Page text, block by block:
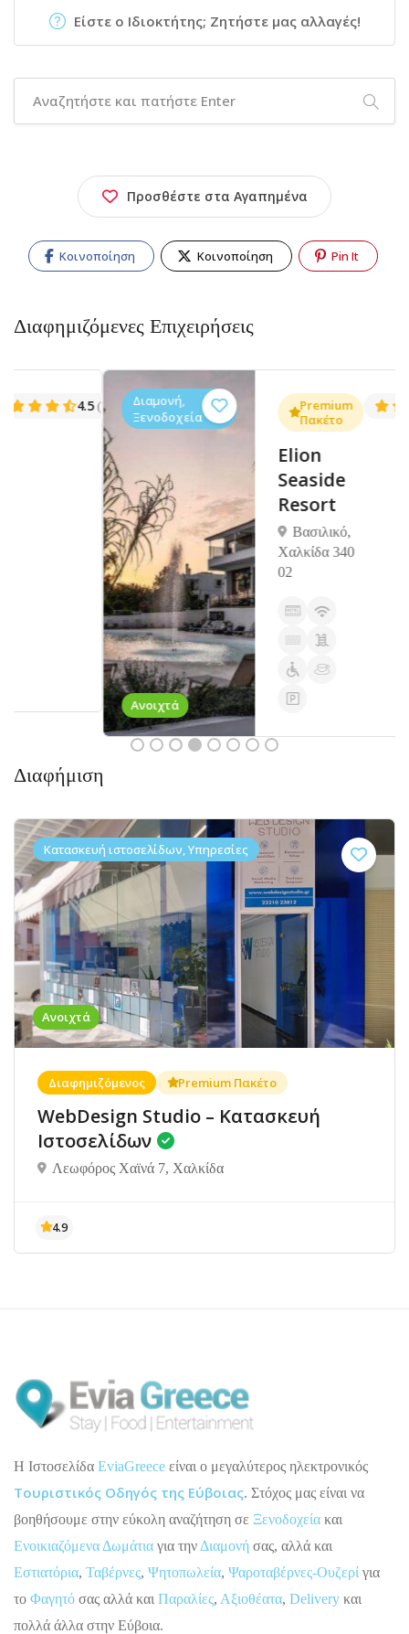
Είστε ο Ιδιοκτήτης; Ζητήστε μας αλλαγές!
Προσθέστε στα Αγαπημένα
Κοινοποίηση Κοινοποίηση Pin It
Διαφημιζόμενες Επιχειρήσεις
(1427) Διαμονή,
Ξενοδοχεία
Premium
Πακέτο
Resort
Βασιλικό,
Χαλκίδα 340
02
3.5
Διαφήμιση
Ανοιχτά
Κατασκευή ιστοσελίδων, Υπηρεσίες
Διαφημιζόμενος Premium Πακέτο
WebDesign Studio – Κατασκευή
Ιστοσελίδων
Λεωφόρος Χαϊνά 7, Χαλκίδα
H Ιστοσελίδα EviaGreece είναι ο μεγαλύτερος ηλεκτρονικός
Τουριστικός Οδηγός της Εύβοιας. Στόχος μας είναι να
βοηθήσουμε στην εύκολη αναζήτηση σε Ξενοδοχεία και
Ενοικιαζόμενα Δωμάτια για την Διαμονή σας, αλλά και
Εστιατόρια, Ταβέρνες, Ψητοπωλεία, Ψαροταβέρνες-Ουζερί για
το Φαγητό σας αλλά και Παραλίες, Αξιοθέατα, Delivery και
πολλά άλλα στην Εύβοια.